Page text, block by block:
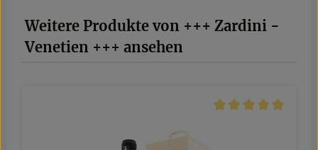
Produktgalerie überspringen
Weitere Produkte von +++ Zardini -
Venetien +++ ansehen